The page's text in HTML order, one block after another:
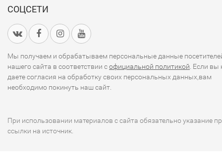
СОЦСЕТИ
Мы получаем и обрабатываем персональные данные
нашего сайта в соответствии софициальной политикой . Если вы
даете согласия на обработку своих персональных данных,вам
необходимо покинуть наш сайт.
При использовании материалов с сайта обязательно указание
ссылки на источник.